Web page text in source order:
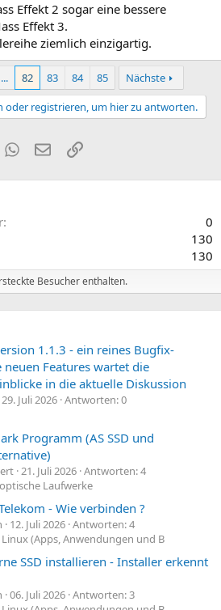
Effekt 2 sogar eine bessere
Effekt 3.
ziemlich einzigartig.
... 82 83 84 85
Nächste
oder registrieren, um hier zu antworten.
WhatsApp
E-MailLink
0
130
130
Besucher enthalten.
1.1.3 - ein reines Bugfix-
neuen Features wartet die
in die aktuelle Diskussion
29. Juli 2026 Antworten: 0
Programm (AS SSD und
21. Juli 2026 Antworten: 4
Laufwerke
- Wie verbinden ?
12. Juli 2026 Antworten: 4
(Apps, Anwendungen und B
SSD installieren - Installer erkennt
06. Juli 2026 Antworten: 3